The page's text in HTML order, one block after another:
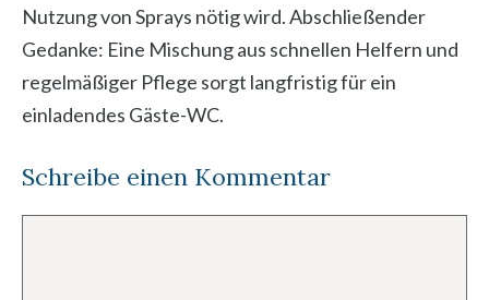
Nutzung von Sprays nötig wird. Abschließender
Gedanke: Eine Mischung aus schnellen Helfern und
regelmäßiger Pflege sorgt langfristig für ein
einladendes Gäste-WC.
Schreibe einen Kommentar